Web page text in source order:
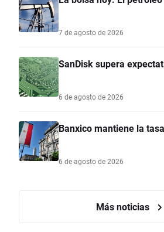
7 de agosto de 2026
SanDisk supera
6 de agosto de 2026
Banxico mantiene la
6 de agosto de 2026
Más noticias